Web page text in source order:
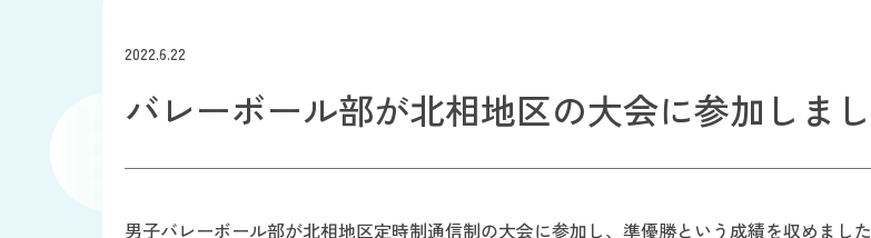
2022.6.22
バレーボール部が北相地区の大会に参加しま
男子バレーボール部が北相地区定時制通信制の大会に参加し、準優勝という成績を収めました